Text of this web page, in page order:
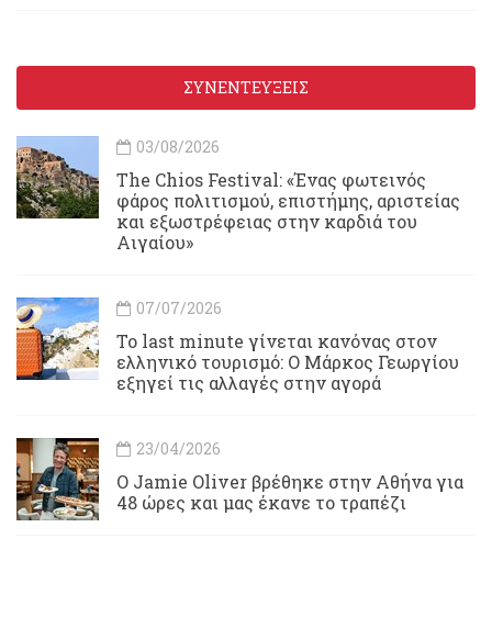
ΣΥΝΕΝΤΕΥΞΕΙΣ
03/08/2026
Τhe Chios Festival: «Ένας φωτεινός
φάρος πολιτισμού, επιστήμης, αριστείας
και εξωστρέφειας στην καρδιά του
Αιγαίου»
07/07/2026
Το last minute γίνεται κανόνας στον
ελληνικό τουρισμό: Ο Μάρκος Γεωργίου
εξηγεί τις αλλαγές στην αγορά
23/04/2026
Ο Jamie Oliver βρέθηκε στην Αθήνα για
48 ώρες και μας έκανε το τραπέζι